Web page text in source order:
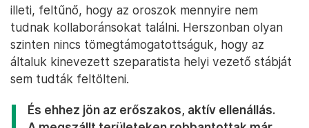
illeti, feltűnő, hogy az oroszok mennyire nem
tudnak kollaboránsokat találni. Herszonban olyan
szinten nincs tömegtámogatottságuk, hogy az
általuk kinevezett szeparatista helyi vezető stábját
sem tudták feltölteni.
És ehhez jön az erőszakos, aktív ellenállás.